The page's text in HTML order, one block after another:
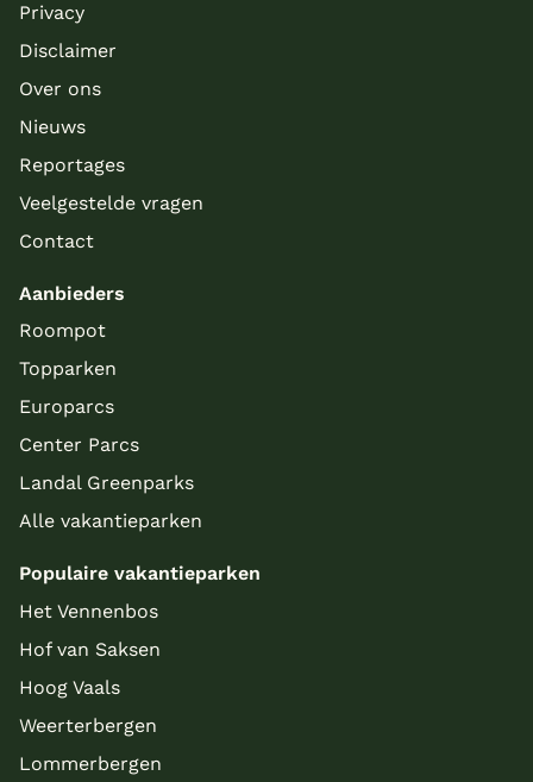
Privacy
Disclaimer
Over ons
Nieuws
Reportages
Veelgestelde vragen
Contact
Aanbieders
Roompot
Topparken
Europarcs
Center Parcs
Landal Greenparks
Alle vakantieparken
Populaire vakantieparken
Het Vennenbos
Hof van Saksen
Hoog Vaals
Weerterbergen
Lommerbergen